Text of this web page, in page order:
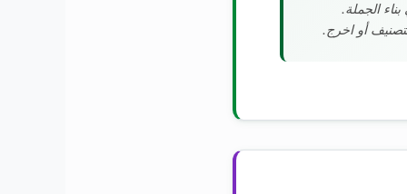
الجملة.
أو اخرج.